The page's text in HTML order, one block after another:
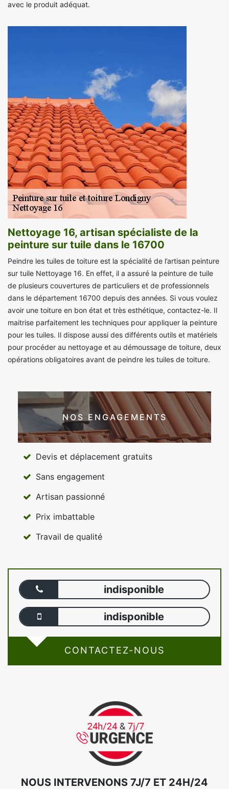
avec le produit adéquat.
Nettoyage 16, artisan spécialiste de la
peinture sur tuile dans le 16700
Peindre les tuiles de toiture est la spécialité de l’artisan peinture
sur tuile Nettoyage 16. En effet, il a assuré la peinture de tuile
de plusieurs couvertures de particuliers et de professionnels
dans le département 16700 depuis des années. Si vous voulez
avoir une toiture en bon état et très esthétique, contactez-le. Il
maitrise parfaitement les techniques pour appliquer la peinture
pour les tuiles. Il dispose aussi des différents outils et matériels
pour procéder au nettoyage et au démoussage de toiture, deux
opérations obligatoires avant de peindre les tuiles de toiture.
NOS ENGAGEMENTS
Devis et déplacement gratuits
Sans engagement
Artisan passionné
Prix imbattable
Travail de qualité
indisponible
indisponible
CONTACTEZ-NOUS
NOUS INTERVENONS 7J/7 ET 24H/24